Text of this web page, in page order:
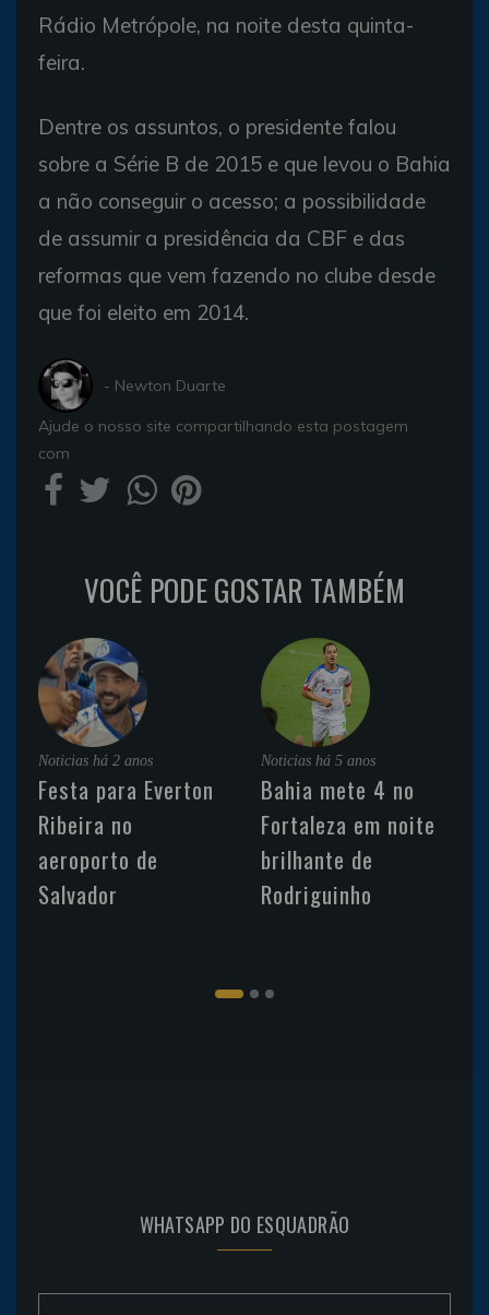
Rádio Metrópole, na noite desta quinta-
feira.
Dentre os assuntos, o presidente falou
sobre a Série B de 2015 e que levou o Bahia
a não conseguir o acesso; a possibilidade
de assumir a presidência da CBF e das
reformas que vem fazendo no clube desde
que foi eleito em 2014.
- Newton Duarte
Ajude o nosso site compartilhando esta postagem
com
VOCÊ PODE GOSTAR TAMBÉM
Noticias há 2 anos
Festa para Everton
Ribeira no
aeroporto de
Salvador
Noticias há 5 anos
Bahia mete 4 no
Fortaleza em noite
brilhante de
Rodriguinho
WHATSAPP DO ESQUADRÃO